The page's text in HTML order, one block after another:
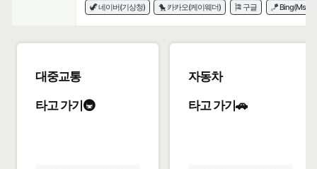
🦖 네이버(기상청) 🐤 카카오(케이웨더) 🎏 구글 🪁 Bing(Msn)
대중교통
타고 가기🚇
자동차
타고 가기🚗